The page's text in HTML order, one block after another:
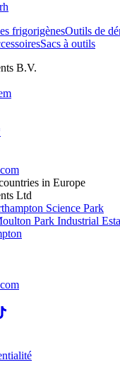
frigorigènesOutils de
Sacs à outils
B.V.
in Europe
Ltd
Science Park
Park Industrial